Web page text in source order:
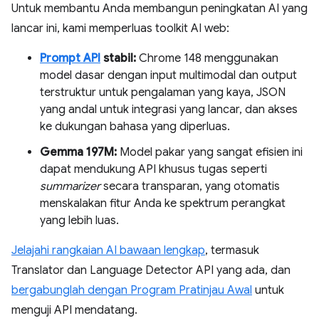
Untuk membantu Anda membangun peningkatan AI yang
lancar ini, kami memperluas toolkit AI web:
Prompt API stabil: Chrome 148 menggunakan
model dasar dengan input multimodal dan output
terstruktur untuk pengalaman yang kaya, JSON
yang andal untuk integrasi yang lancar, dan akses
ke dukungan bahasa yang diperluas.
Gemma 197M: Model pakar yang sangat efisien ini
dapat mendukung API khusus tugas seperti
summarizersecara transparan, yang otomatis
menskalakan fitur Anda ke spektrum perangkat
yang lebih luas.
Jelajahi rangkaian AI bawaan lengkap, termasuk
Translator dan Language Detector API yang ada, dan
bergabunglah dengan Program Pratinjau Awal untuk
menguji API mendatang.